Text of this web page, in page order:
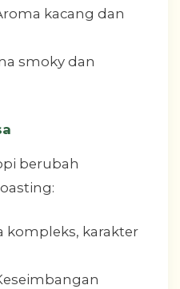
kacang dan
smoky dan
berubah
kompleks, karakter